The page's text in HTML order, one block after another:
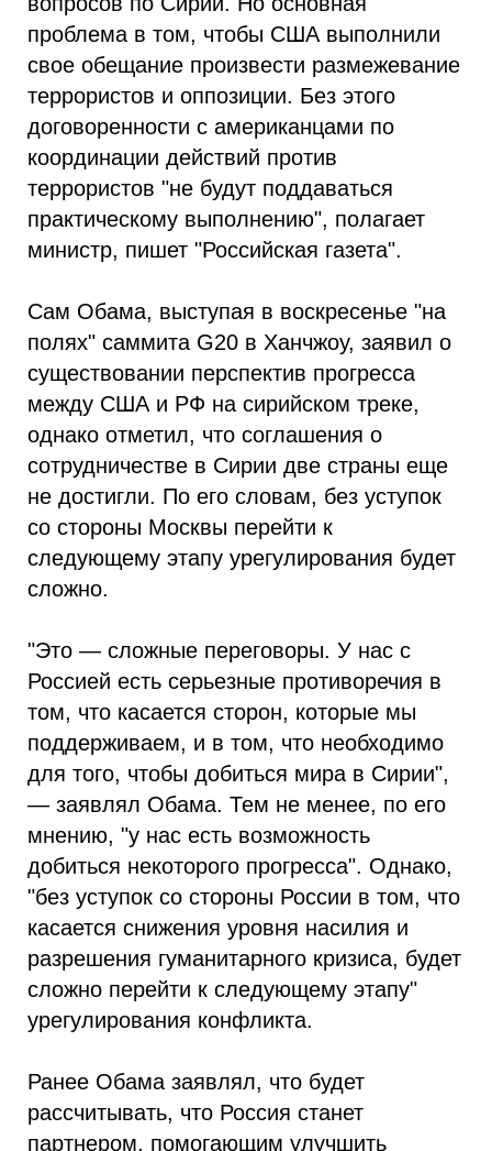
проблема в том, чтобы США выполнили
свое обещание произвести размежевание
террористов и оппозиции. Без этого
договоренности с американцами по
координации действий против
террористов "не будут поддаваться
практическому выполнению", полагает
министр, пишет "Российская газета".
Сам Обама, выступая в воскресенье "на
полях" саммита G20 в Ханчжоу, заявил о
существовании перспектив прогресса
между США и РФ на сирийском треке,
однако отметил, что соглашения о
сотрудничестве в Сирии две страны еще
не достигли. По его словам, без уступок
со стороны Москвы перейти к
следующему этапу урегулирования будет
сложно.
"Это — сложные переговоры. У нас с
Россией есть серьезные противоречия в
том, что касается сторон, которые мы
поддерживаем, и в том, что необходимо
для того, чтобы добиться мира в Сирии",
— заявлял Обама. Тем не менее, по его
мнению, "у нас есть возможность
добиться некоторого прогресса". Однако,
"без уступок со стороны России в том, что
касается снижения уровня насилия и
разрешения гуманитарного кризиса, будет
сложно перейти к следующему этапу"
урегулирования конфликта.
Ранее Обама заявлял, что будет
рассчитывать, что Россия станет
партнером, помогающим улучшить